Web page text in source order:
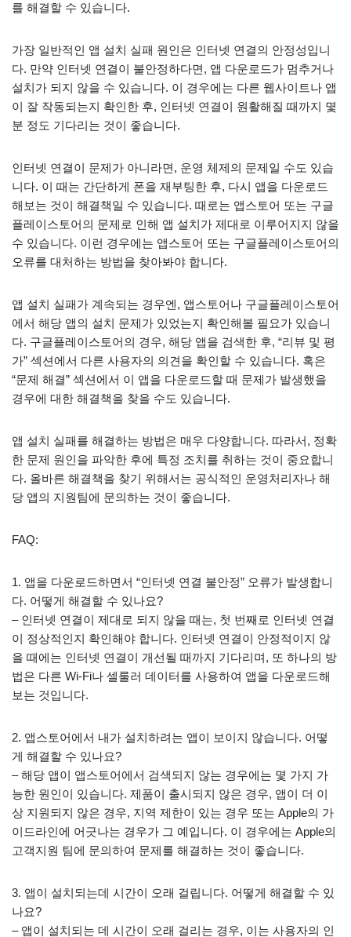
를 해결할 수 있습니다.
가장 일반적인 앱 설치 실패 원인은 인터넷 연결의 안정성입니
다. 만약 인터넷 연결이 불안정하다면, 앱 다운로드가 멈추거나
설치가 되지 않을 수 있습니다. 이 경우에는 다른 웹사이트나 앱
이 잘 작동되는지 확인한 후, 인터넷 연결이 원활해질 때까지 몇
분 정도 기다리는 것이 좋습니다.
인터넷 연결이 문제가 아니라면, 운영 체제의 문제일 수도 있습
니다. 이 때는 간단하게 폰을 재부팅한 후, 다시 앱을 다운로드
해보는 것이 해결책일 수 있습니다. 때로는 앱스토어 또는 구글
플레이스토어의 문제로 인해 앱 설치가 제대로 이루어지지 않을
수 있습니다. 이런 경우에는 앱스토어 또는 구글플레이스토어의
오류를 대처하는 방법을 찾아봐야 합니다.
앱 설치 실패가 계속되는 경우엔, 앱스토어나 구글플레이스토어
에서 해당 앱의 설치 문제가 있었는지 확인해볼 필요가 있습니
다. 구글플레이스토어의 경우, 해당 앱을 검색한 후, “리뷰 및 평
가” 섹션에서 다른 사용자의 의견을 확인할 수 있습니다. 혹은
“문제 해결” 섹션에서 이 앱을 다운로드할 때 문제가 발생했을
경우에 대한 해결책을 찾을 수도 있습니다.
앱 설치 실패를 해결하는 방법은 매우 다양합니다. 따라서, 정확
한 문제 원인을 파악한 후에 특정 조치를 취하는 것이 중요합니
다. 올바른 해결책을 찾기 위해서는 공식적인 운영처리자나 해
당 앱의 지원팀에 문의하는 것이 좋습니다.
FAQ:
1. 앱을 다운로드하면서 “인터넷 연결 불안정” 오류가 발생합니
다. 어떻게 해결할 수 있나요?
– 인터넷 연결이 제대로 되지 않을 때는, 첫 번째로 인터넷 연결
이 정상적인지 확인해야 합니다. 인터넷 연결이 안정적이지 않
을 때에는 인터넷 연결이 개선될 때까지 기다리며, 또 하나의 방
법은 다른 Wi-Fi나 셀룰러 데이터를 사용하여 앱을 다운로드해
보는 것입니다.
2. 앱스토어에서 내가 설치하려는 앱이 보이지 않습니다. 어떻
게 해결할 수 있나요?
– 해당 앱이 앱스토어에서 검색되지 않는 경우에는 몇 가지 가
능한 원인이 있습니다. 제품이 출시되지 않은 경우, 앱이 더 이
상 지원되지 않은 경우, 지역 제한이 있는 경우 또는 Apple의 가
이드라인에 어긋나는 경우가 그 예입니다. 이 경우에는 Apple의
고객지원 팀에 문의하여 문제를 해결하는 것이 좋습니다.
3. 앱이 설치되는데 시간이 오래 걸립니다. 어떻게 해결할 수 있
나요?
– 앱이 설치되는 데 시간이 오래 걸리는 경우, 이는 사용자의 인